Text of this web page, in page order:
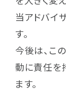
当アドバイ
す。
今後は、こ
動に責任を
ます。